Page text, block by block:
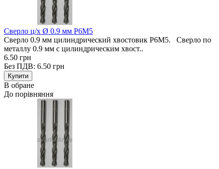
Сверло ц/х Ø 0.9 мм Р6М5
Сверло 0.9 мм цилиндрический хвостовик Р6М5. Сверло по
металлу 0.9 мм с цилиндрическим хвост..
6.50 грн
Без ПДВ: 6.50 грн
В обране
До порівняння